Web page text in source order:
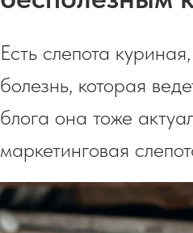
Есть слепота
болезнь, которая
блога она тоже
маркетинговая